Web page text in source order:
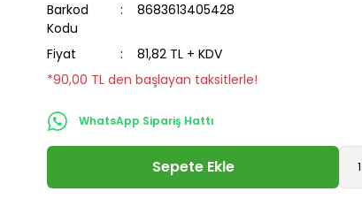
Barkod
Kodu
8683613405428
Fiyat
81,82 TL + KDV
*90,00 TL den başlayan taksitlerle!
WhatsApp Sipariş Hattı
Sepete Ekle